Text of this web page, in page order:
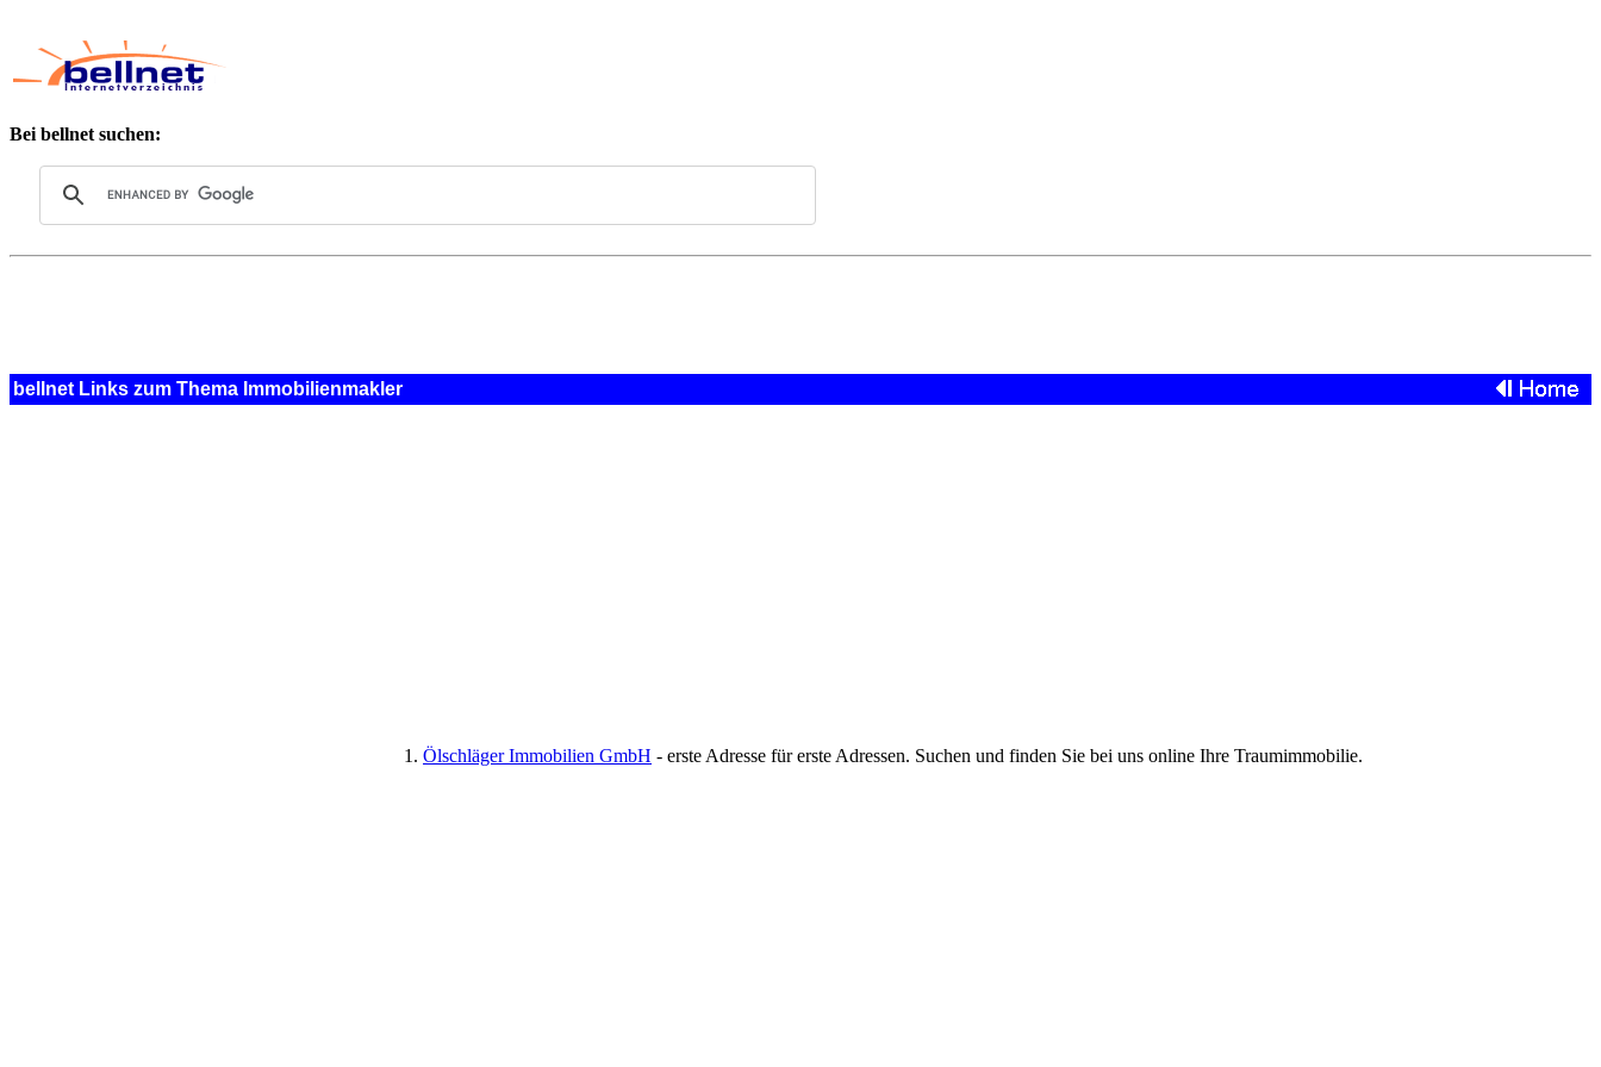
Bei bellnet suchen:
bellnet Links zum Thema Immobilienmakler
Ölschläger Immobilien GmbH - erste Adresse für erste Adressen. Suchen und finden Sie bei uns online Ihre Traumimmobilie.